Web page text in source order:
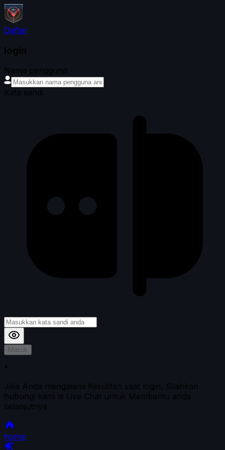
Daftar
login
Nama pengguna
Kata sandi
Masuk
*
Jika Anda mengalami Kesulitan saat login, Silahkan
hubungi kami di Live Chat untuk Membantu anda
selanjutnya
home